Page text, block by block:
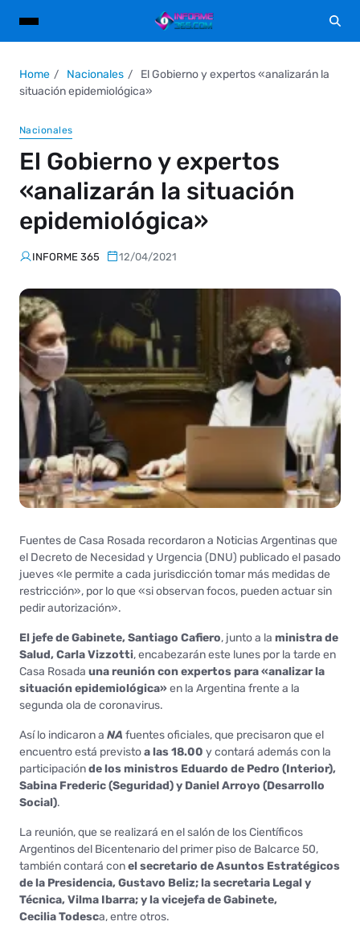
Home Nacionales
El Gobierno y expertos «analizarán la
situación epidemiológica»
Nacionales
El Gobierno y expertos
«analizarán la situación
epidemiológica»
INFORME 365 12/04/2021
Fuentes de Casa Rosada recordaron a Noticias Argentinas que
el Decreto de Necesidad y Urgencia (DNU) publicado el pasado
jueves «le permite a cada jurisdicción tomar más medidas de
restricción», por lo que «si observan focos, pueden actuar sin
pedir autorización».
El jefe de Gabinete, Santiago Cafiero, junto a la ministra de
Salud, Carla Vizzotti, encabezarán este lunes por la tarde en
Casa Rosada una reunión con expertos para «analizar la
situación epidemiológica»en la Argentina frente a la
segunda ola de coronavirus.
Así lo indicaron a NA fuentes oficiales, que precisaron que el
encuentro está previstoa las 18.00 y contará además con la
participaciónde los ministros Eduardo de Pedro (Interior),
Sabina Frederic (Seguridad) y Daniel Arroyo (Desarrollo
Social).
La reunión, que se realizará en el salón de los Científicos
Argentinos del Bicentenario del primer piso de Balcarce 50,
también contará conel secretario de Asuntos Estratégicos
de la Presidencia, Gustavo Beliz; la secretaria Legal y
Técnica, Vilma Ibarra; y la vicejefa de Gabinete,
CeciliaTodesca, entre otros.